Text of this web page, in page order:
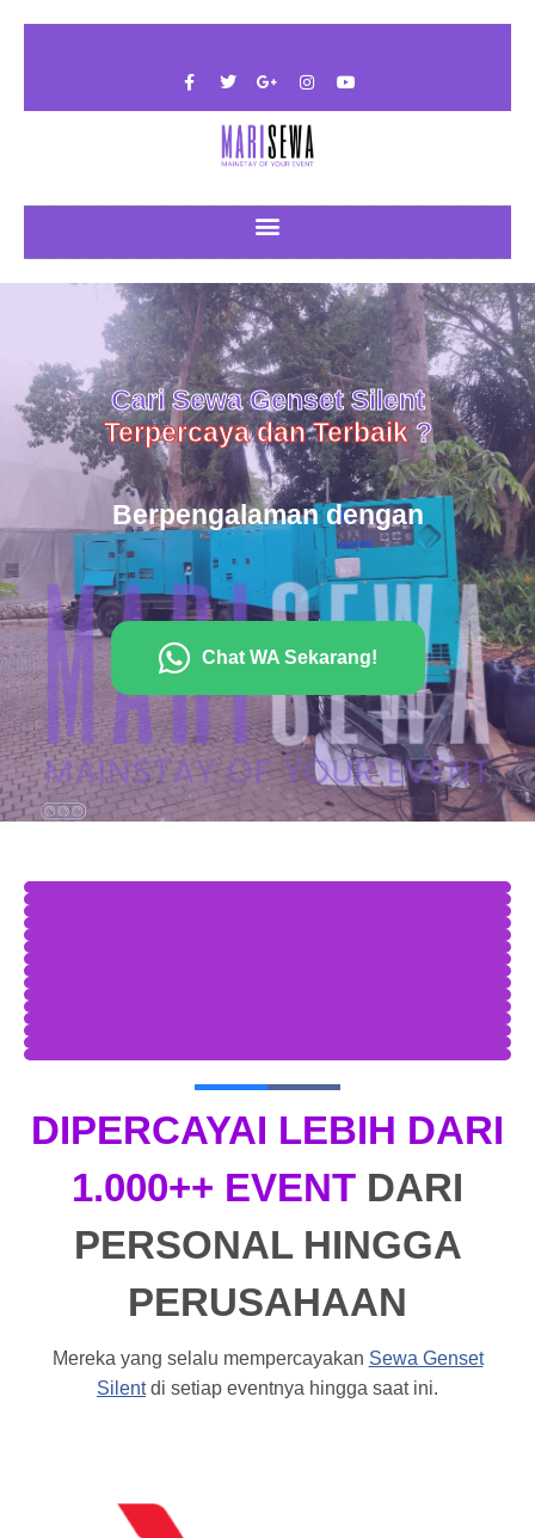
Cari Sewa Genset Silent
Terpercaya dan Terbaik ?
Berpengalaman dengan
Chat WA Sekarang!
DIPERCAYAI LEBIH DARI
1.000++ EVENT DARI
PERSONAL HINGGA
PERUSAHAAN
Mereka yang selalu mempercayakan Sewa Genset
Silentdi setiap eventnya hingga saat ini.